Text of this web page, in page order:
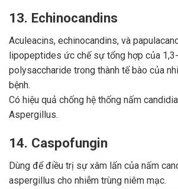
13. Echinocandins
Aculeacins, echinocandins, và
lipopeptides ức chế sự tổng hợp của
polysaccharide trong thành tế bào của
bệnh.
Có hiệu quả chống hệ thống nấm
Aspergillus.
14. Caspofungin
Dùng để điều trị sự xâm lấn của nấm
aspergillus cho nhiễm trùng niêm mạc.